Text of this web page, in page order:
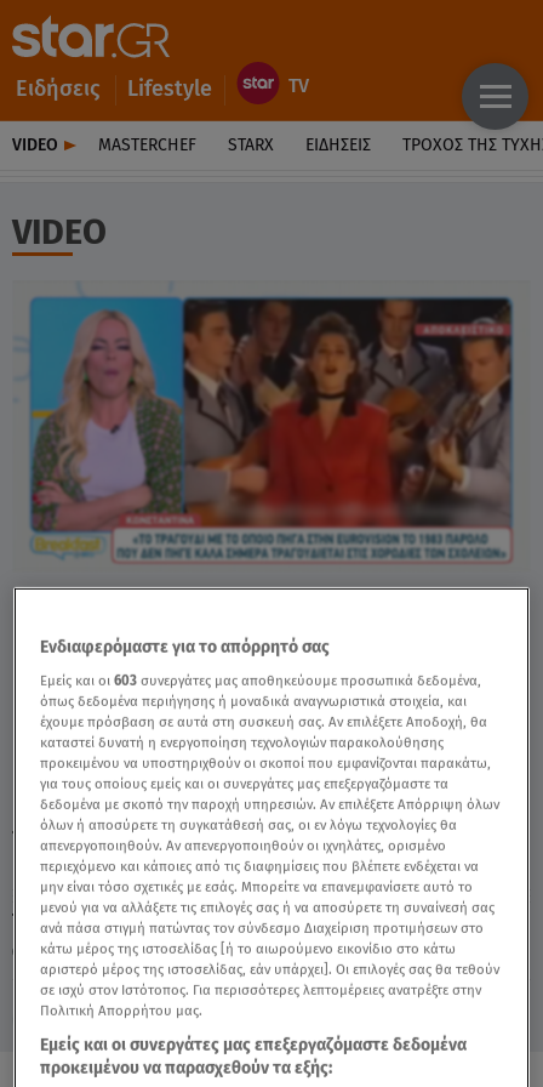
Ειδήσεις Lifestyle
VIDEO MASTERCHEF STARX ΕΙΔΉΣΕΙΣ ΤΡΟΧΌΣ ΤΗΣ
VIDEO
Τετάρτη 5 Αυγούστου 2026
10.06.26, 16:00 CELEBRITIES & GOSSIP ΝΕΑ
Προσωπική Της Ζωή - Video
TAGS: ΚΩΝΣΤΑΝΤΙΝΑ BREAKFAST@STAR
Ενδιαφερόμαστε για το απόρρητό σας
Εμείς και οι603 συνεργάτες μας αποθηκεύουμε προσωπικά δεδομένα,
όπως δεδομένα περιήγησης ή μοναδικά αναγνωριστικά στοιχεία, και
έχουμε πρόσβαση σε αυτά στη συσκευή σας. Αν επιλέξετε Αποδοχή, θα
καταστεί δυνατή η ενεργοποίηση τεχνολογιών παρακολούθησης
προκειμένου να υποστηριχθούν οι σκοποί που εμφανίζονται παρακάτω,
για τους οποίους εμείς και οι συνεργάτες μας επεξεργαζόμαστε τα
δεδομένα με σκοπό την παροχή υπηρεσιών. Αν επιλέξετε Απόρριψη όλων
όλων ή αποσύρετε τη συγκατάθεσή σας, οι εν λόγω τεχνολογίες θα
απενεργοποιηθούν. Αν απενεργοποιηθούν οι ιχνηλάτες, ορισμένο
περιεχόμενο και κάποιες από τις διαφημίσεις που βλέπετε ενδέχεται να
μην είναι τόσο σχετικές με εσάς. Μπορείτε να επανεμφανίσετε αυτό το
μενού για να αλλάξετε τις επιλογές σας ή να αποσύρετε τη συναίνεσή σας
ανά πάσα στιγμή πατώντας τον σύνδεσμο Διαχείριση προτιμήσεων στο
κάτω μέρος της ιστοσελίδας [ή το αιωρούμενο εικονίδιο στο κάτω
αριστερό μέρος της ιστοσελίδας, εάν υπάρχει]. Οι επιλογές σας θα τεθούν
σε ισχύ στον Ιστότοπος. Για περισσότερες λεπτομέρειες ανατρέξτε στην
Πολιτική Απορρήτου μας.
Εμείς και οι συνεργάτες μας επεξεργαζόμαστε δεδομένα
προκειμένου να παρασχεθούν τα εξής: